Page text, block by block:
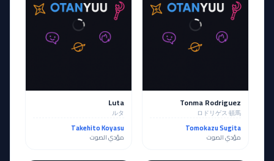
Tonma Rodriguez
ロドリゲス 頓馬
Tomokazu Sugita
مؤدي الصوت
Luta
ルタ
Takehito Koyasu
مؤدي الصوت